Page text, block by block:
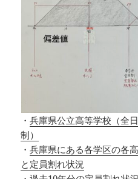
・兵庫県公立高等学校（全
制）
・兵庫県にある各学区の各
と定員割れ状況